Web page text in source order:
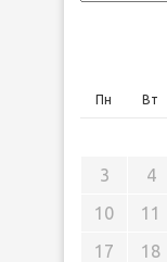
Пн Вт
3
4
10
11
17
18